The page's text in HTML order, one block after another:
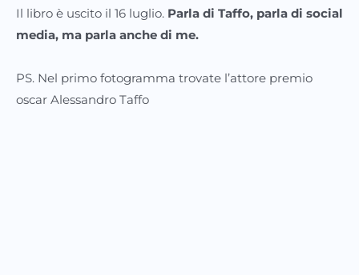
Il libro è uscito il 16 luglio. Parla di Taffo, parla di social
media, ma parla anche di me.
PS. Nel primo fotogramma trovate l’attore premio
oscar Alessandro Taffo